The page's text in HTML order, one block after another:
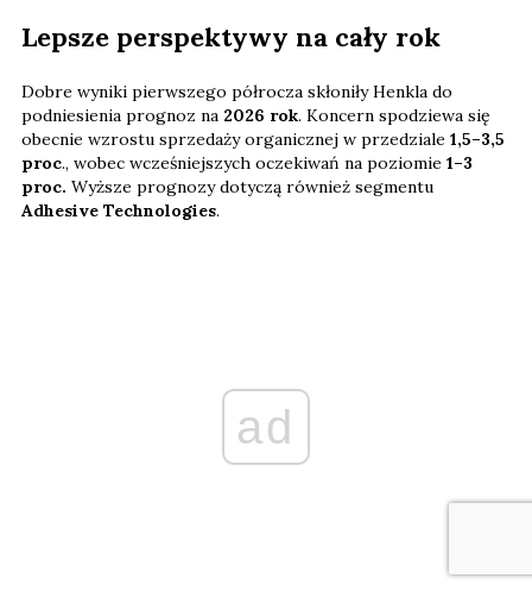
Lepsze perspektywy na cały rok
Dobre wyniki pierwszego półrocza skłoniły Henkla do
podniesienia prognoz na 2026 rok. Koncern spodziewa się
obecnie wzrostu sprzedaży organicznej w przedziale 1,5–3,5
proc., wobec wcześniejszych oczekiwań na poziomie 1–3
proc. Wyższe prognozy dotyczą również segmentu
Adhesive Technologies.
ad